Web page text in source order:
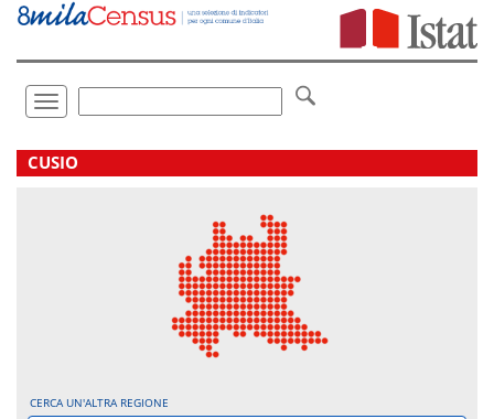
Vai
direttamente
Toggle
navigation
.
CUSIO
CERCA UN'ALTRA REGIONE